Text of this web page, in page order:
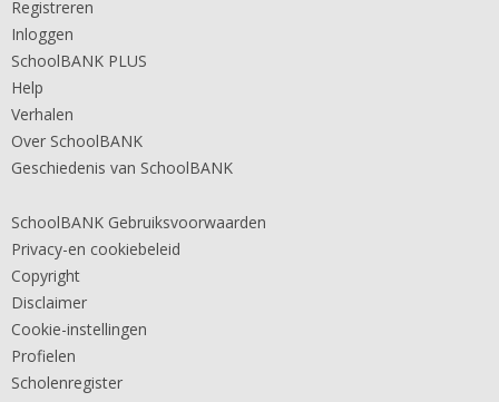
Registreren
Inloggen
SchoolBANK PLUS
Help
Verhalen
Over SchoolBANK
Geschiedenis van SchoolBANK
SchoolBANK Gebruiksvoorwaarden
Privacy-en cookiebeleid
Copyright
Disclaimer
Cookie-instellingen
Profielen
Scholenregister